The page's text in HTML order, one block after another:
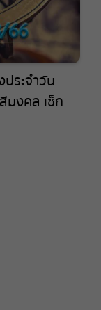
ระจำวัน
มงคล เช็ก